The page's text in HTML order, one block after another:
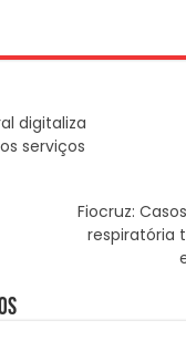
digitaliza
serviços
Fiocruz:
respiratória